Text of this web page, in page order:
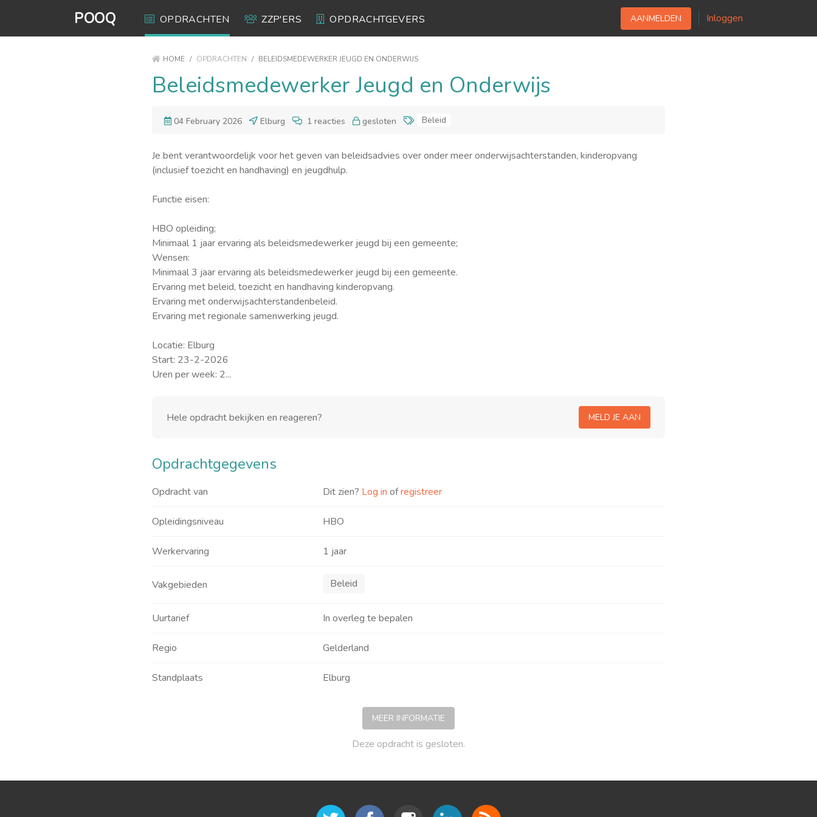
POOQ OPDRACHTEN ZZP'ERS OPDRACHTGEVERS AANMELDEN Inloggen
HOME / OPDRACHTEN / BELEIDSMEDEWERKER JEUGD EN ONDERWIJS
Beleidsmedewerker Jeugd en Onderwijs
04 February 2026 Elburg 1 reacties gesloten Beleid
Je bent verantwoordelijk voor het geven van beleidsadvies over onder meer onderwijsachterstanden, kinderopvang
(inclusief toezicht en handhaving) en jeugdhulp.
Functie eisen:
HBO opleiding;
Minimaal 1 jaar ervaring als beleidsmedewerker jeugd bij een gemeente;
Wensen:
Minimaal 3 jaar ervaring als beleidsmedewerker jeugd bij een gemeente.
Ervaring met beleid, toezicht en handhaving kinderopvang.
Ervaring met onderwijsachterstandenbeleid.
Ervaring met regionale samenwerking jeugd.
Locatie: Elburg
Start: 23-2-2026
Uren per week: 2...
Hele opdracht bekijken en reageren? MELD JE AAN
Opdrachtgegevens
Opdracht van Dit zien? Log in ofregistreer
Opleidingsniveau HBO
Werkervaring 1 jaar
Vakgebieden Beleid
Uurtarief In overleg te bepalen
Regio Gelderland
Standplaats Elburg
MEER INFORMATIE
Deze opdracht is gesloten.